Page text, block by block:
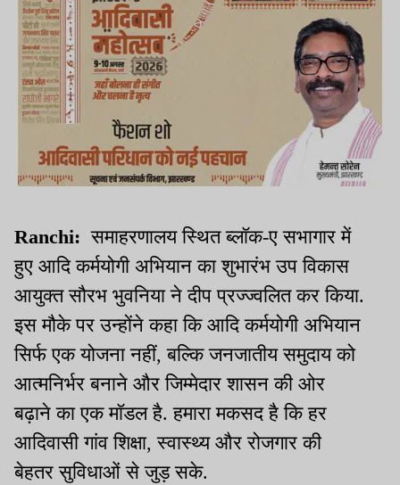
Ranchi: समाहरणालय स्थित ब्लॉक-ए सभागार में
हुए आदि कर्मयोगी अभियान का शुभारंभ उप विकास
आयुक्त सौरभ भुवनिया ने दीप प्रज्ज्वलित कर किया.
इस मौके पर उन्होंने कहा कि आदि कर्मयोगी अभियान
सिर्फ एक योजना नहीं, बल्कि जनजातीय समुदाय को
आत्मनिर्भर बनाने और जिम्मेदार शासन की ओर
बढ़ाने का एक मॉडल है. हमारा मकसद है कि हर
आदिवासी गांव शिक्षा, स्वास्थ्य और रोजगार की
बेहतर सुविधाओं से जुड़ सके.